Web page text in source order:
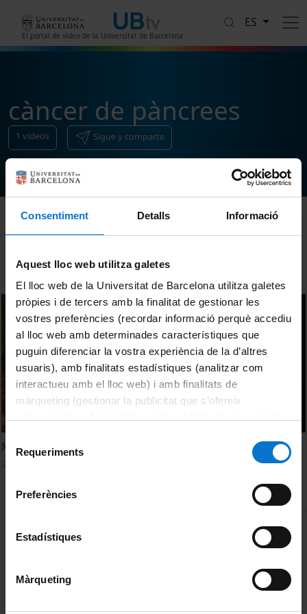
Consentiment Detalls Informació
Aquest lloc web utilitza galetes
El lloc web de la Universitat de Barcelona utilitza galetes
pròpies i de tercers amb la finalitat de gestionar les
vostres preferències (recordar informació perquè accediu
al lloc web amb determinades característiques que
puguin diferenciar la vostra experiència de la d’altres
usuaris), amb finalitats estadístiques (analitzar com
interactueu amb el lloc web) i amb finalitats de
màrqueting (gestionar la publicitat que s’ofereix
consultar laPolítica de galetes del lloc web de la
Requeriments
Preferències
Estadístiques
Màrqueting
El portal de vídeo de la Universitat de Barcelona
ES
càncer de pàncrees
1 vídeos Sigue y comparte
Ordenar
Més enllà de la recerca. Meritxell Rovira
MENÚ PEU 1
Política de Cookies
Privacidad y términos